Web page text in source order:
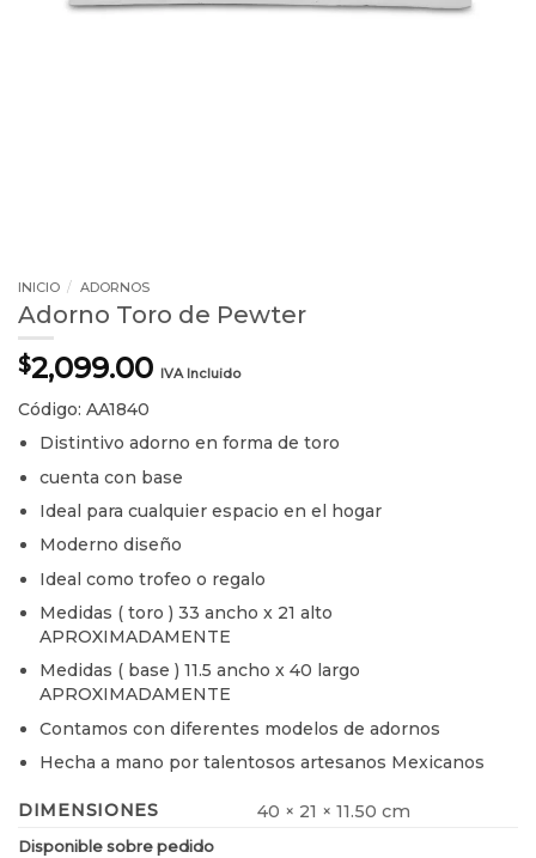
INICIO / ADORNOS
Adorno Toro de Pewter
$2,099.00 IVA Incluido
Código: AA1840
Distintivo adorno en forma de toro
cuenta con base
Ideal para cualquier espacio en el hogar
Moderno diseño
Ideal como trofeo o regalo
Medidas ( toro ) 33 ancho x 21 alto
APROXIMADAMENTE
Medidas ( base ) 11.5 ancho x 40 largo
APROXIMADAMENTE
Contamos con diferentes modelos de adornos
Hecha a mano por talentosos artesanos Mexicanos
DIMENSIONES 40 × 21 × 11.50 cm
Disponible sobre pedido